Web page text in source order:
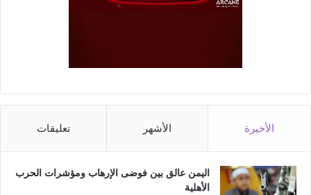
الأخيرة الأشهر تعليقات
اليمن عالق بين فوضى الإرهاب ومؤشرات الحرب
الأهلية